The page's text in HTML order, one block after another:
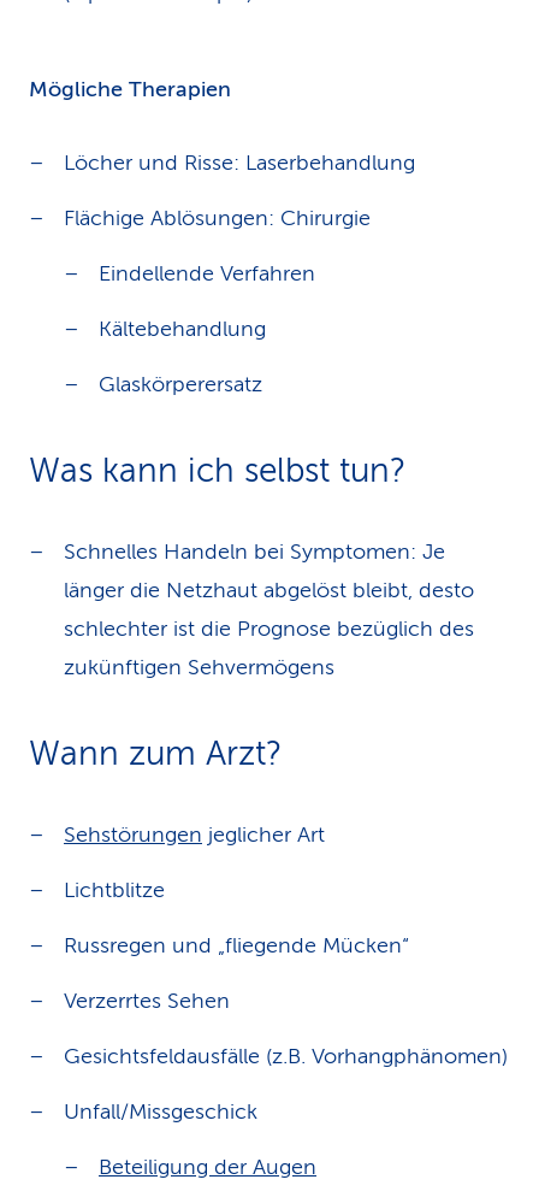
Mögliche Therapien
Löcher und Risse: Laserbehandlung
Flächige Ablösungen: Chirurgie
Eindellende Verfahren
Kältebehandlung
Glaskörperersatz
Was kann ich selbst tun?
Schnelles Handeln bei Symptomen: Je
länger die Netzhaut abgelöst bleibt, desto
schlechter ist die Prognose bezüglich des
zukünftigen Sehvermögens
Wann zum Arzt?
Sehstörungen jeglicher Art
Lichtblitze
Russregen und „fliegende Mücken“
Verzerrtes Sehen
Gesichtsfeldausfälle (z.B. Vorhangphänomen)
Unfall/Missgeschick
Beteiligung der Augen